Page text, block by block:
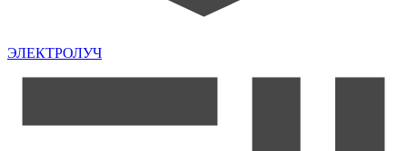
ЭЛЕКТРОЛУЧ